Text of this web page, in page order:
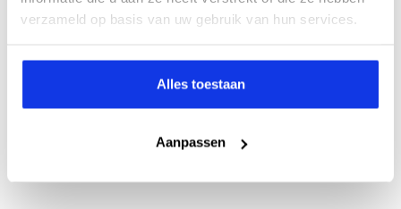
verzameld op basis van uw gebruik van hun services.
Alles toestaan
Aanpassen
Wanneer kan ik een proefrit maken?